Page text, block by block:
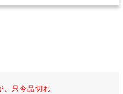
、只今品切れ